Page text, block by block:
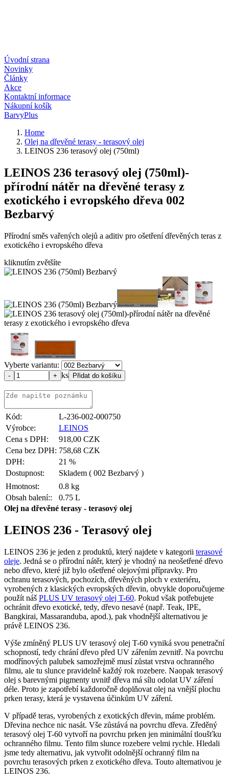
Úvodní strana
Novinky
Články
Akce
Kontaktní informace
Nákupní košík
BarvyPlus
Home
Olej na dřevěné terasy - terasový olej
LEINOS 236 terasový olej (750ml)
LEINOS 236 terasový olej (750ml)-
přírodní nátěr na dřevěné terasy z
exotického i evropského dřeva 002
Bezbarvý
Přírodní směs vařených olejů a aditiv pro ošetření dřevěných teras z
exotického i evropského dřeva
kliknutím zvětšíte
Vyberte variantu:
ks
Kód:
L-236-002-000750
Výrobce:
LEINOS
Cena s DPH:
918,00 CZK
Cena bez DPH: 758,68 CZK
DPH:
21 %
Dostupnost:
Skladem ( 002 Bezbarvý )
Hmotnost:
0.8 kg
Obsah balení::
0.75 L
Olej na dřevěné terasy - terasový olej
LEINOS 236 - Terasový olej
LEINOS 236 je jeden z produktů, který najdete v kategorii terasové
oleje. Jedná se o přírodní nátěr, který je vhodný na neošetřené dřevo
nebo dřevo, které již bylo ošetřené olejovými přípravky. Pro
ochranu terasových, pochozích, dřevěných ploch v exteriéru,
vyrobených z klasických evropských dřevin, obvykle doporučujeme
použít náš PLUS UV terasový olej T-60. Pokud však potřebujete
ochránit dřevo exotické, tedy, dřevo nesavé (např. Teak, IPE,
Bangkirai, Massaranduba, apod.), pak vhodnější alternativou je
právě LEINOS 236.
Výše zmíněný PLUS UV terasový olej T-60 vyniká svou penetrační
schopností, tedy chrání dřevo před UV zářením zevnitř. Na povrchu
modřínových palubek samozřejmě musí zůstat vrstva ochranného
filmu, ale tu slunce pravidelně každý rok rozebere. Naopak terasový
olej s barevnými pigmenty uvnitř dřeva má sílu odolat UV záření
déle. Proto je zapotřebí každoročně doplňovat olej na vnější plochu
prken terasy, která je vystavena účinkům UV záření.
V případě teras, vyrobených z exotických dřevin, máme problém.
Dřevina nechce nic nasát. Vše zůstává na povrchu dřeva. Zředěný
terasový olej T-60 vytvoří na povrchu prken jen minimální tloušťku
ochranného filmu. Tento film slunce rozebere velmi rychle. Hledali
jsme tedy alternativu, jak vytvořit odolnější ochranný film na
povrchu terasových prken z exotického dřeva. Touto alternativou je
LEINOS 236.